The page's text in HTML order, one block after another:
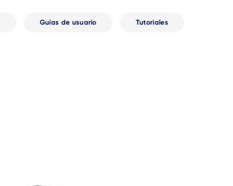
Guías de usuario Tutoriales